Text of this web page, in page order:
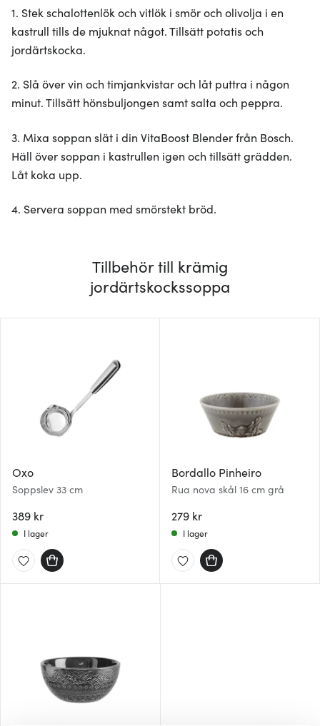
1. Stek schalottenlök och vitlök i smör och olivolja i en
kastrull tills de mjuknat något. Tillsätt potatis och
jordärtskocka.
2. Slå över vin och timjankvistar och låt puttra i någon
minut. Tillsätt hönsbuljongen samt salta och peppra.
3. Mixa soppan slät i din VitaBoost Blender från Bosch.
Häll över soppan i kastrullen igen och tillsätt grädden.
Låt koka upp.
4. Servera soppan med smörstekt bröd.
Tillbehör till krämig
jordärtskockssoppa
Oxo
Soppslev 33 cm
389 kr
I lager
Bordallo Pinheiro
Rua nova skål 16 cm grå
279 kr
I lager